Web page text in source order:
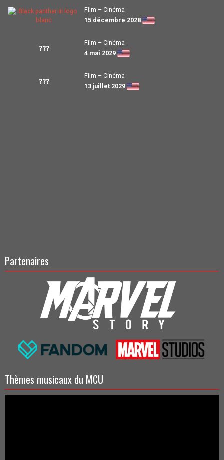
Film – Cinéma
15 décembre 2028
???
Film – Cinéma
4 mai 2029
???
Film – Cinéma
13 juillet 2029
Partenaires
Thèmes musicaux du MCU